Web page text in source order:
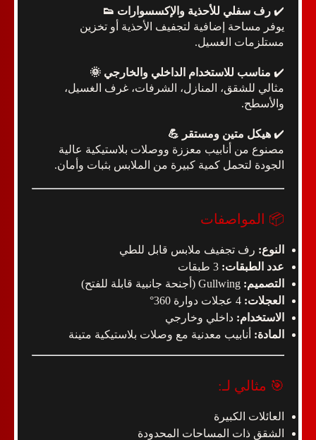
✔️ رف سفلي للأحذية والإكسسوارات 👟
يوفر مساحة إضافية لتجفيف الأحذية أو تخزين
مستلزمات الغسيل.
✔️ مناسب للاستخدام الداخلي والخارجي 🌞
مثالي للشقق، المنازل، الشرفات، غرف الغسيل،
والأسطح.
✔️ هيكل متين ومستقر 💪
مصنوع من أنابيب معززة ووصلات بلاستيكية عالية
الجودة لتحمل كمية كبيرة من الملابس بثبات وأمان.
📦 المواصفات
النوع: رف تجفيف ملابس قابل للطي
عدد الطبقات:
التصميم:
العجلات:
الاستخدام: داخلي وخارجي
المادة: أنابيب معدنية مع وصلات بلاستيكية متينة
🎯 مثالي لـ:
العائلات الكبيرة
الشقق ذات المساحات المحدودة